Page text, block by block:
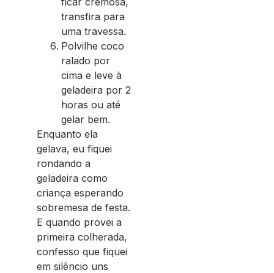
transfira para
uma travessa.
Polvilhe coco
ralado por
cima e leve à
geladeira por 2
horas ou até
gelar bem.
Enquanto ela
gelava, eu fiquei
rondando a
geladeira como
criança esperando
sobremesa de festa.
E quando provei a
primeira colherada,
confesso que fiquei
em silêncio uns